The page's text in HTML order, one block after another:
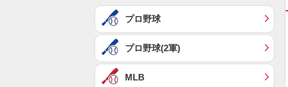
プロ野球
プロ野球(2軍)
MLB